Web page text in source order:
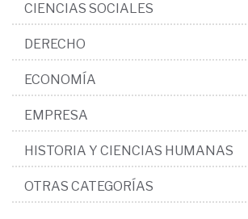
CIENCIAS SOCIALES
DERECHO
ECONOMÍA
EMPRESA
HISTORIA Y CIENCIAS HUMANAS
OTRAS CATEGORÍAS